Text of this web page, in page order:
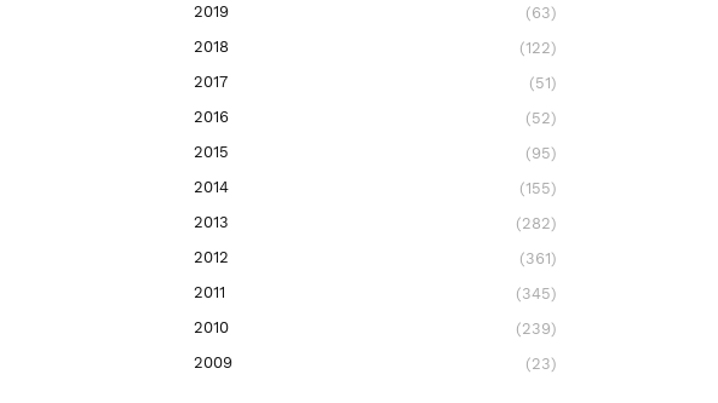
2019
(63)
2018
(122)
2017
(51)
2016
(52)
2015
(95)
2014
(155)
2013
(282)
2012
(361)
2011
(345)
2010
(239)
2009
(23)